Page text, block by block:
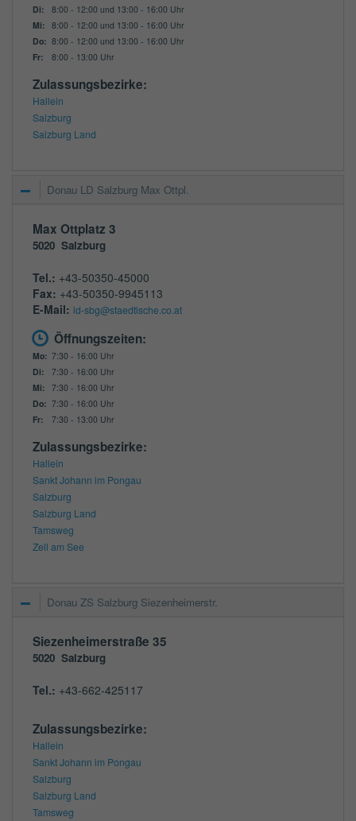
Di:
8:00 - 12:00 und 13:00 - 16:00 Uhr
Mi: 8:00 - 12:00 und 13:00 - 16:00 Uhr
Do: 8:00 - 12:00 und 13:00 - 16:00 Uhr
Fr:
8:00 - 13:00 Uhr
Zulassungsbezirke:
Hallein
Salzburg
Salzburg Land
Donau LD Salzburg Max Ottpl.
Max Ottplatz 3
5020 Salzburg
Tel.: +43-50350-45000
Fax: +43-50350-9945113
E-Mail: ld-sbg@staedtische.co.at
Öffnungszeiten:
Mo: 7:30 - 16:00 Uhr
Di:
7:30 - 16:00 Uhr
Mi: 7:30 - 16:00 Uhr
Do: 7:30 - 16:00 Uhr
Fr:
7:30 - 13:00 Uhr
Zulassungsbezirke:
Hallein
Sankt Johann im Pongau
Salzburg
Salzburg Land
Tamsweg
Zell am See
Donau ZS Salzburg Siezenheimerstr.
Siezenheimerstraße 35
5020 Salzburg
Tel.: +43-662-425117
Zulassungsbezirke:
Hallein
Sankt Johann im Pongau
Salzburg
Salzburg Land
Tamsweg